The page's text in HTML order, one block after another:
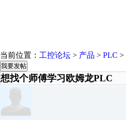
当前位置： 工控论坛 > 产品 > PLC >
我要发帖
想找个师傅学习欧姆龙PLC